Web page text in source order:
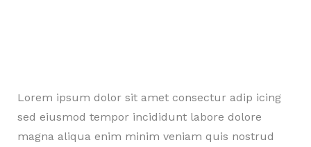
Lorem ipsum dolor sit amet consectur adip icing
sed eiusmod tempor incididunt labore dolore
magna aliqua enim minim veniam quis nostrud